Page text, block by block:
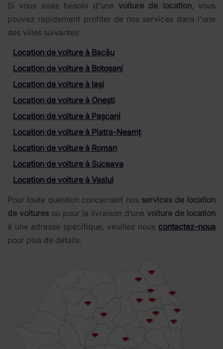
Si vous avez besoin d'une voiture de location, vous
pouvez rapidement profiter de nos services dans l'une
des villes suivantes:
Location de voiture à Bacău
Location de voiture à Botoșani
Location de voiture à Iași
Location de voiture à Onești
Location de voiture à Pașcani
Location de voiture à Piatra-Neamț
Location de voiture à Roman
Location de voiture à Suceava
Location de voiture à Vaslui
Pour toute question concernant nos services de location
de voitures ou pour la livraison d’une voiture de location
à une adresse spécifique, veuillez nous contactez-nous
pour plus de détails.